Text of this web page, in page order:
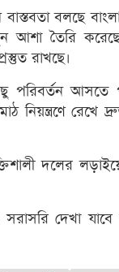
বলছে
তৈরি
রাখছে।
পরিবর্তন
নিয়ন্ত্রণে
দলের
দেখা